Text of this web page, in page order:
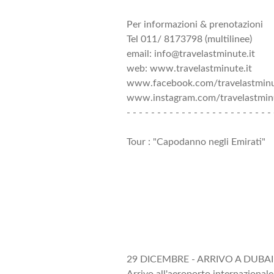
Per informazioni & prenotazioni
Tel 011/ 8173798 (multilinee)
email: info@travelastminute.it
web: www.travelastminute.it
www.facebook.com/
www.instagram.com/
- - - - - - - - - - - - - - - - - - - - - - - -
Tour : "Capodanno negli Emirati"
29 DICEMBRE - ARRIVO A